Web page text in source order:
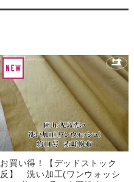
お買い得！【デッドストック
反】 洗い加工(ワンウォッシ